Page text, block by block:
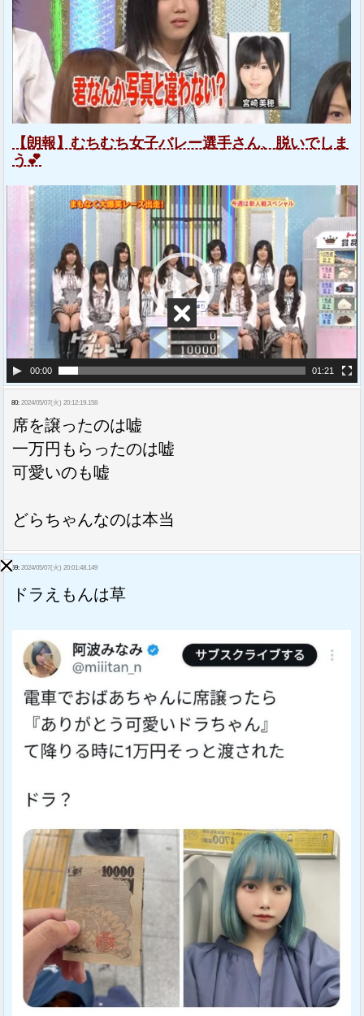
【朗報】むちむち女子バレー選手さん、脱いでしま
う💕
00:00 01:21
80: 2024/05/07(火) 20:12:19.158
席を譲ったのは嘘
一万円もらったのは嘘
可愛いのも嘘
どらちゃんなのは本当
59: 2024/05/07(火) 20:01:48.149
ドラえもんは草
Sponsored Link